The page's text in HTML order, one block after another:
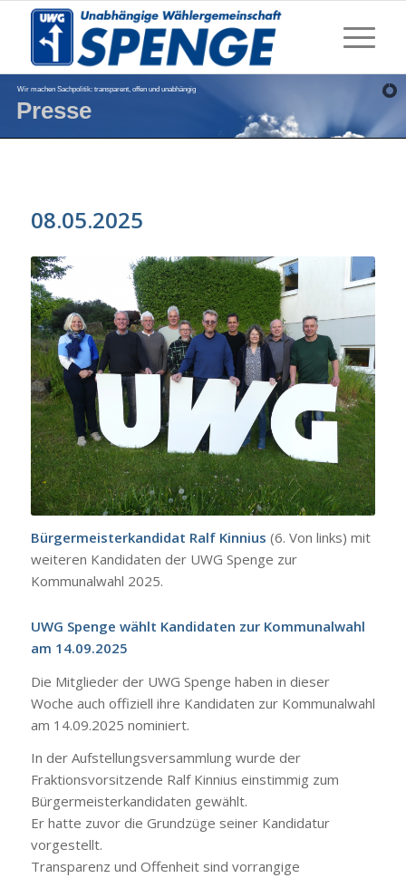
Presse
Wir machen Sachpolitik: transparent, offen und unabhängig
08.05.2025
Bürgermeisterkandidat Ralf Kinnius (6. Von links) mit
weiteren Kandidaten der UWG Spenge zur
Kommunalwahl 2025.
UWG Spenge wählt Kandidaten zur Kommunalwahl
am 14.09.2025
Die Mitglieder der UWG Spenge haben in dieser
Woche auch offiziell ihre Kandidaten zur Kommunalwahl
am 14.09.2025 nominiert.
In der Aufstellungsversammlung wurde der
Fraktionsvorsitzende Ralf Kinnius einstimmig zum
Bürgermeisterkandidaten gewählt.
Er hatte zuvor die Grundzüge seiner Kandidatur
vorgestellt.
Transparenz und Offenheit sind vorrangige